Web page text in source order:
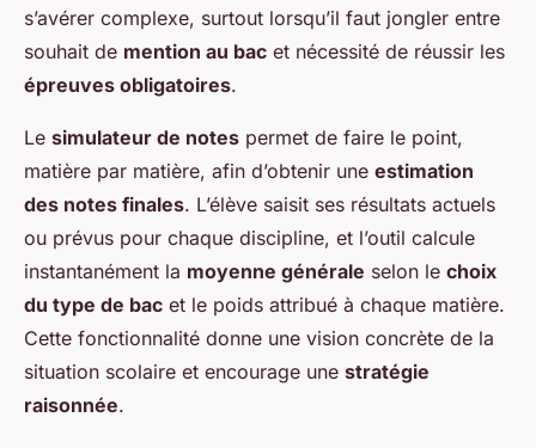
s’avérer complexe, surtout lorsqu’il faut jongler entre
souhait de mention au bac et nécessité de réussir les
épreuves obligatoires.
Le simulateur de notes permet de faire le point,
matière par matière, afin d’obtenir une estimation
des notes finales. L’élève saisit ses résultats actuels
ou prévus pour chaque discipline, et l’outil calcule
instantanément la moyenne générale selon le choix
du type de bac et le poids attribué à chaque matière.
Cette fonctionnalité donne une vision concrète de la
situation scolaire et encourage une stratégie
raisonnée.